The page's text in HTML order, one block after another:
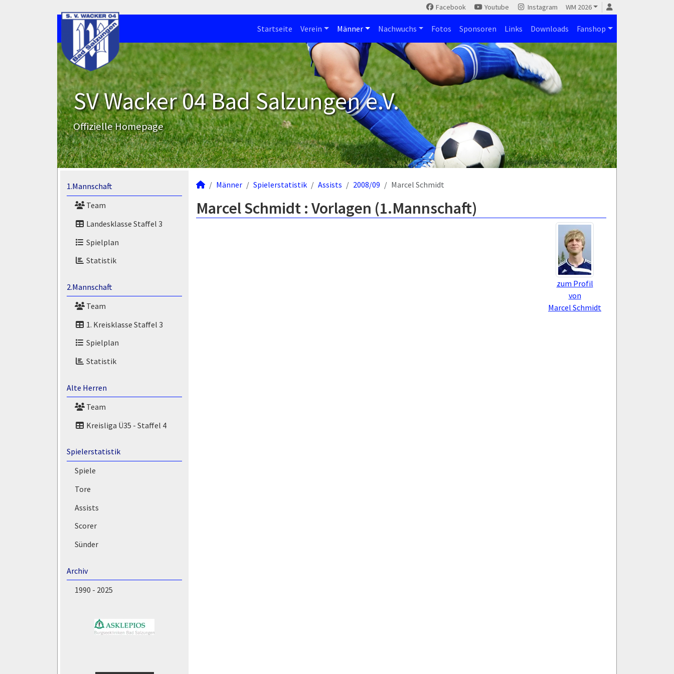
Facebook Youtube Instagram WM 2026
Startseite Verein Männer Nachwuchs Fotos Sponsoren Links Downloads Fanshop
SV Wacker 04 Bad Salzungen e.V.
Offizielle Homepage
1.Mannschaft
Team
Landesklasse Staffel 3
Spielplan
Statistik
2.Mannschaft
Team
1. Kreisklasse Staffel 3
Spielplan
Statistik
Alte Herren
Team
Kreisliga Ü35 - Staffel 4
Spielerstatistik
Spiele
Tore
Assists
Scorer
Sünder
Archiv
1990 - 2025
Männer Spielerstatistik Assists 2008/09 Marcel Schmidt
Marcel Schmidt : Vorlagen (1.Mannschaft)
zum Profil
von
Marcel Schmidt